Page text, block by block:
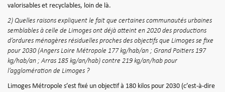
valorisables et recyclables, loin de là.
2) Quelles raisons expliquent le fait que certaines communautés urbaines
semblables à celle de Limoges ont déjà atteint en 2020 des productions
d’ordures ménagères résiduelles proches des objectifs que Limoges se fixe
pour 2030 (Angers Loire Métropole 177 kg/hab/an ; Grand Poitiers 197
kg/hab/an ; Arras 185 kg/an/hab) contre 219 kg/an/hab pour
l’agglomération de Limoges ?
Limoges Métropole s’est fixé un objectif à 180 kilos pour 2030 (c’est-à-dire